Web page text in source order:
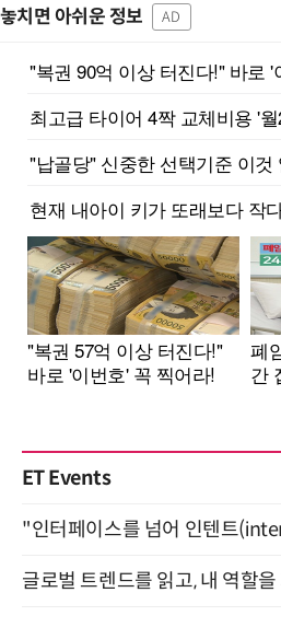
놓치면 아쉬운 정보 AD
ET Events